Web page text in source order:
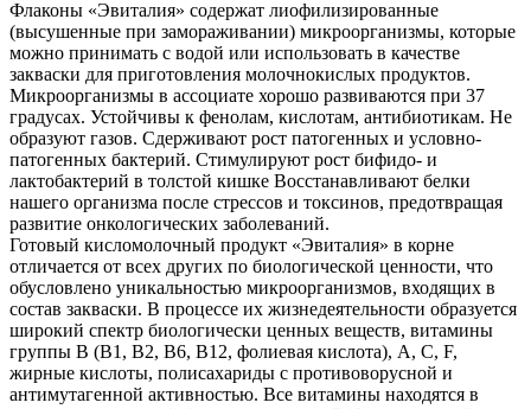
Флаконы «Эвиталия» содержат лиофилизированные
(высушенные при замораживании) микроорганизмы, которые
можно принимать с водой или использовать в качестве
закваски для приготовления молочнокислых продуктов.
Микроорганизмы в ассоциате хорошо развиваются при 37
градусах. Устойчивы к фенолам, кислотам, антибиотикам. Не
образуют газов. Сдерживают рост патогенных и условно-
патогенных бактерий. Стимулируют рост бифидо- и
лактобактерий в толстой кишке Восстанавливают белки
нашего организма после стрессов и токсинов, предотвращая
развитие онкологических заболеваний.
Готовый кисломолочный продукт «Эвиталия» в корне
отличается от всех других по биологической ценности, что
обусловлено уникальностью микроорганизмов, входящих в
состав закваски. В процессе их жизнедеятельности образуется
широкий спектр биологически ценных веществ, витамины
группы В (В1, В2, В6, В12, фолиевая кислота), А, С, F,
жирные кислоты, полисахариды с противоворусной и
антимутагенной активностью. Все витамины находятся в